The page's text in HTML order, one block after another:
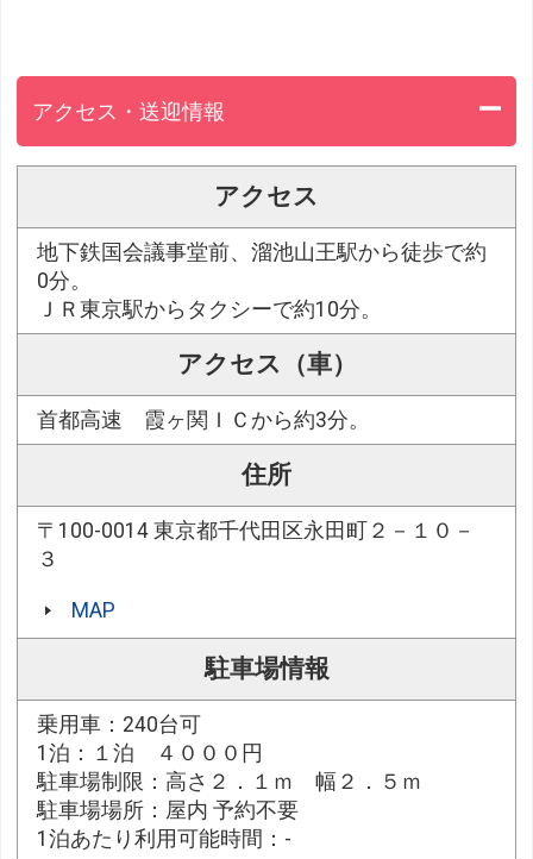
アクセス・送迎情報
アクセス
地下鉄国会議事堂前、溜池山王駅から徒歩で約
0分。
ＪＲ東京駅からタクシーで約10分。
アクセス（車）
首都高速 霞ヶ関ＩＣから約3分。
住所
〒100-0014 東京都千代田区永田町２－１０－
３
MAP
駐車場情報
乗用車：240台可
1泊：１泊 ４０００円
駐車場制限：高さ２．１ｍ 幅２．５ｍ
駐車場場所：屋内 予約不要
1泊あたり利用可能時間：-